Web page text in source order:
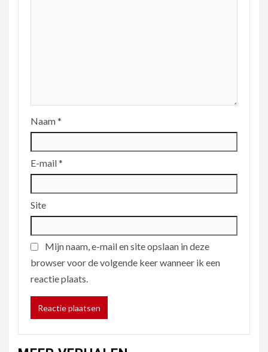
Naam*
E-mail*
Site
Mijn naam, e-mail en site opslaan in deze
browser voor de volgende keer wanneer ik een
reactie plaats.